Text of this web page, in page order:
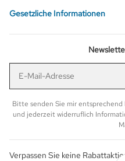
Gesetzliche Informationen
Bitte senden Sie mir entsprechend
und jederzeit widerruflich
Verpassen Sie keine